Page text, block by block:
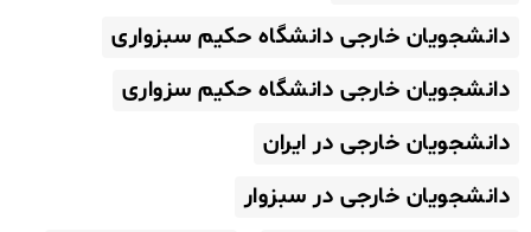
دانشجویان خارجی دانشگاه حکیم سبزواری
دانشجویان خارجی دانشگاه حکیم سزواری
دانشجویان خارجی در ایران
دانشجویان خارجی در سبزوار